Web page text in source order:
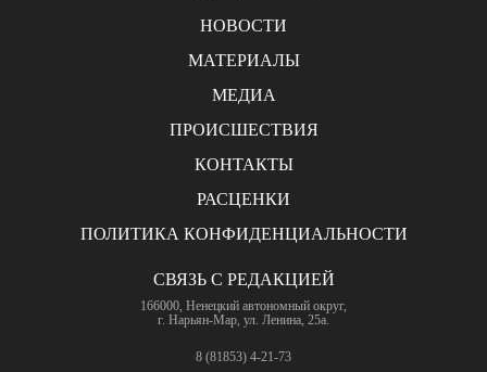
НОВОСТИ
МАТЕРИАЛЫ
МЕДИА
ПРОИСШЕСТВИЯ
КОНТАКТЫ
РАСЦЕНКИ
ПОЛИТИКА КОНФИДЕНЦИАЛЬНОСТИ
СВЯЗЬ С РЕДАКЦИЕЙ
166000, Ненецкий автономный округ,
г. Нарьян-Мар, ул. Ленина, 25а.
8 (81853) 4-21-73